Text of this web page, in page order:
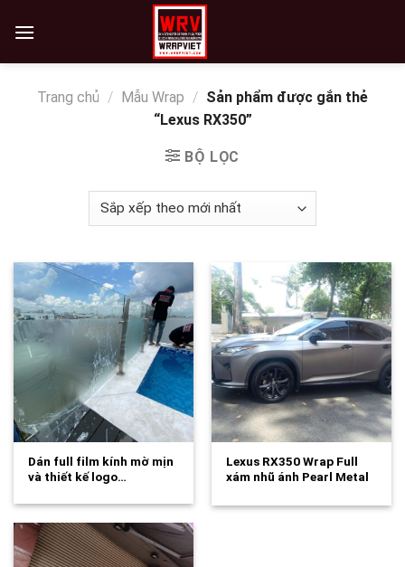
Trang chủ / Mẫu Wrap / Sản phẩm được gắn thẻ
“Lexus RX350”
BỘ LỌC
Dán full film kính mờ mịn
và thiết kế logo…
Lexus RX350 Wrap Full
xám nhũ ánh Pearl Metal